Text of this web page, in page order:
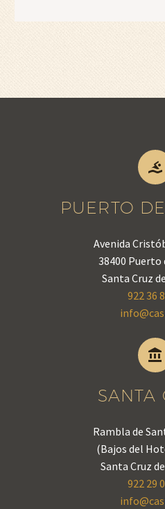


PUERTO
Avenida
38400 Puerto
Santa Cruz
922 36


SANTA
Rambla de
(Bajos del
Santa Cruz
922 29